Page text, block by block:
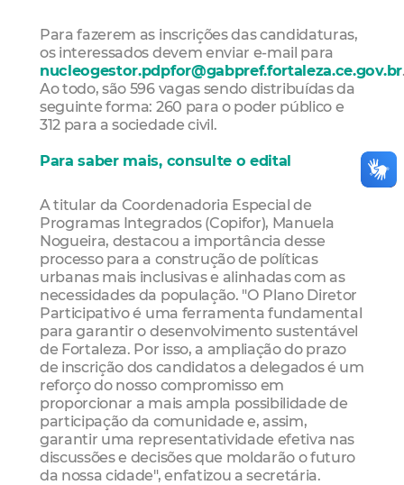
Para fazerem as inscrições das candidaturas,
os interessados devem enviar e-mail para
nucleogestor.pdpfor@gabpref.fortaleza.ce.gov.br
Ao todo, são 596 vagas sendo distribuídas da
seguinte forma: 260 para o poder público e
312 para a sociedade civil.
Para saber mais, consulte o edital
A titular da Coordenadoria Especial de
Programas Integrados (Copifor), Manuela
Nogueira, destacou a importância desse
processo para a construção de políticas
urbanas mais inclusivas e alinhadas com as
necessidades da população. "O Plano Diretor
Participativo é uma ferramenta fundamental
para garantir o desenvolvimento sustentável
de Fortaleza. Por isso, a ampliação do prazo
de inscrição dos candidatos a delegados é um
reforço do nosso compromisso em
proporcionar a mais ampla possibilidade de
participação da comunidade e, assim,
garantir uma representatividade efetiva nas
discussões e decisões que moldarão o futuro
da nossa cidade", enfatizou a secretária.